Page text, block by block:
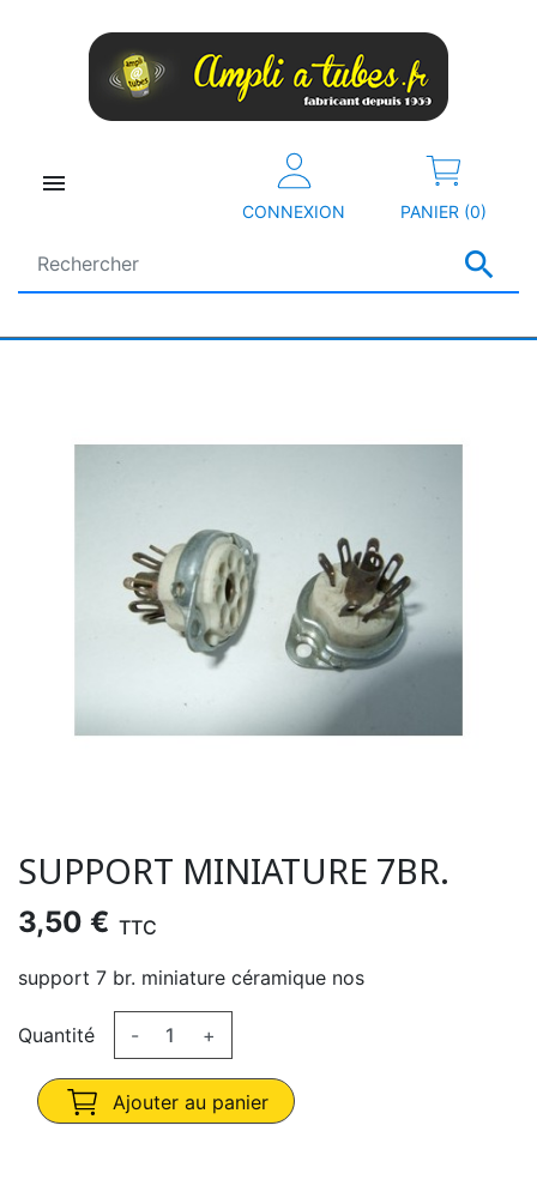


CONNEXION PANIER (0)
SUPPORT MINIATURE 7BR.
3,50 € TTC
support 7 br. miniature céramique nos
Quantité - +
Ajouter au panier